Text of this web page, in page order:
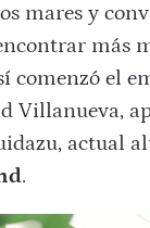
mares y
más
comenzó el
Villanueva,
actual
.